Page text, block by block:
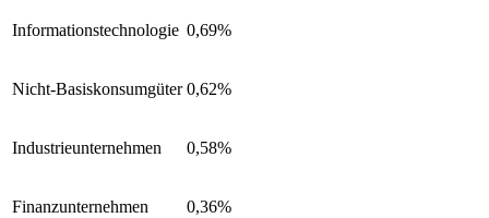
Informationstechnologie 0,69%
Nicht-Basiskonsumgüter 0,62%
Industrieunternehmen 0,58%
Finanzunternehmen 0,36%